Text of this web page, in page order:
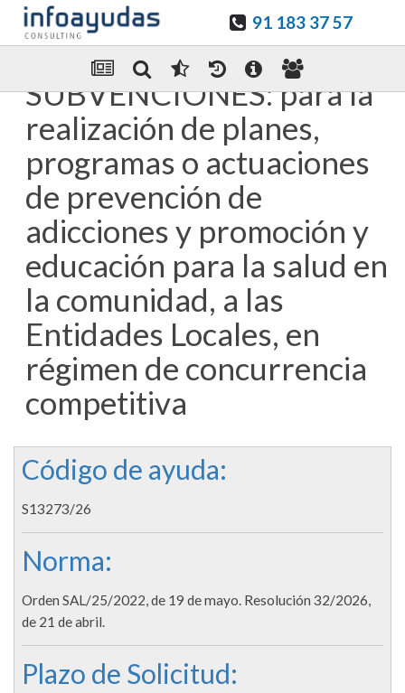
91 183 37 57
Enviar Por email
SUBVENCIONES: para la
realización de planes,
programas o actuaciones
de prevención de
adicciones y promoción y
educación para la salud en
la comunidad, a las
Entidades Locales, en
régimen de concurrencia
competitiva
Código de ayuda:
S13273/26
Norma:
Orden SAL/25/2022, de 19 de mayo. Resolución 32/2026,
de 21 de abril.
Plazo de Solicitud: